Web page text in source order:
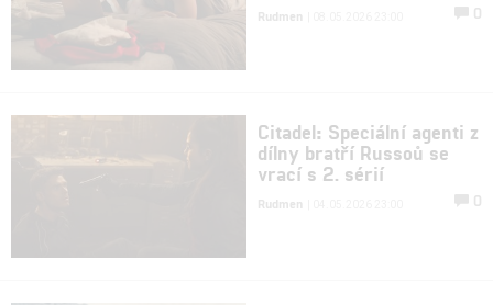
Rudmen 0
Citadel: Speciální agenti z
dílny bratří Russoů se
vrací s 2. sérií
Rudmen 0